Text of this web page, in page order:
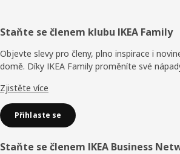
Zápatí
Staňte se členem klubu IKEA Family
Objevte slevy pro členy, plno inspirace i
domě. Díky IKEA Family proměníte své
Zjistěte více
Přihlaste se
Staňte se členem IKEA Business